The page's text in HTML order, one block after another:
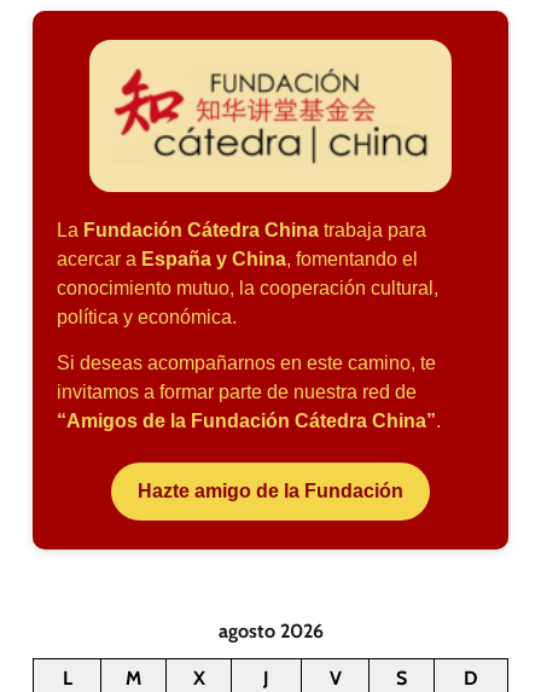
La Fundación Cátedra China trabaja para
acercar a España y China, fomentando el
conocimiento mutuo, la cooperación cultural,
política y económica.
Si deseas acompañarnos en este camino, te
invitamos a formar parte de nuestra red de
“Amigos de la Fundación Cátedra China”.
Hazte amigo de la Fundación
agosto 2026
L M X J V S
D